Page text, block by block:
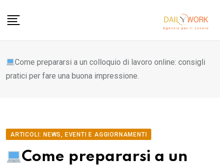
Come prepararsi a un colloquio di lavoro online: consigli
pratici per fare una buona impressione.
ARTICOLI: NEWS, EVENTI E AGGIORNAMENTI
Come prepararsi a un